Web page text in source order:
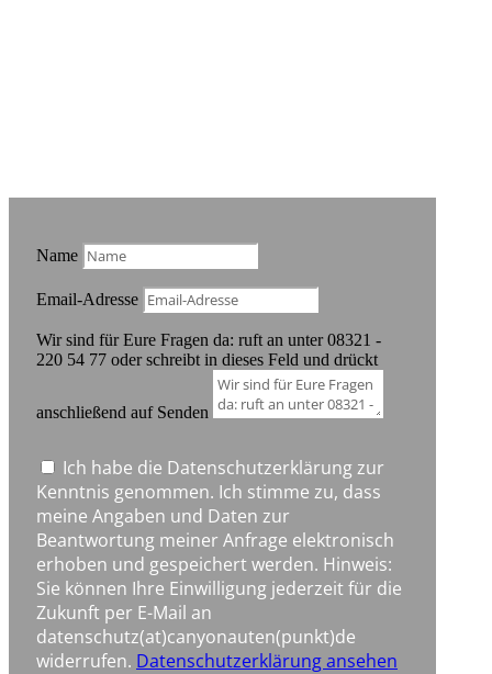
Name
Email-Adresse
Wir sind für Eure Fragen da: ruft an unter 08321 -
220 54 77 oder schreibt in dieses Feld und drückt
anschließend auf Senden
Ich habe die Datenschutzerklärung zur
Kenntnis genommen. Ich stimme zu, dass
meine Angaben und Daten zur
Beantwortung meiner Anfrage elektronisch
erhoben und gespeichert werden. Hinweis:
Sie können Ihre Einwilligung jederzeit für die
Zukunft per E-Mail an
datenschutz(at)canyonauten(punkt)de
widerrufen. Datenschutzerklärung ansehen